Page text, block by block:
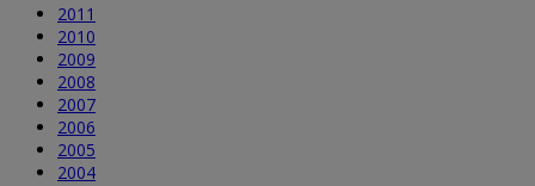
2011
2010
2009
2008
2007
2006
2005
2004